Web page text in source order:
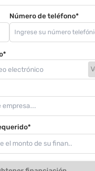
Número de teléfono*